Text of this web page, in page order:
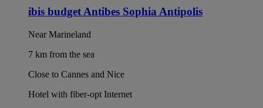
ibis budget Antibes Sophia Antipolis
Near Marineland
7 km from the sea
Close to Cannes and Nice
Hotel with fiber-opt Internet